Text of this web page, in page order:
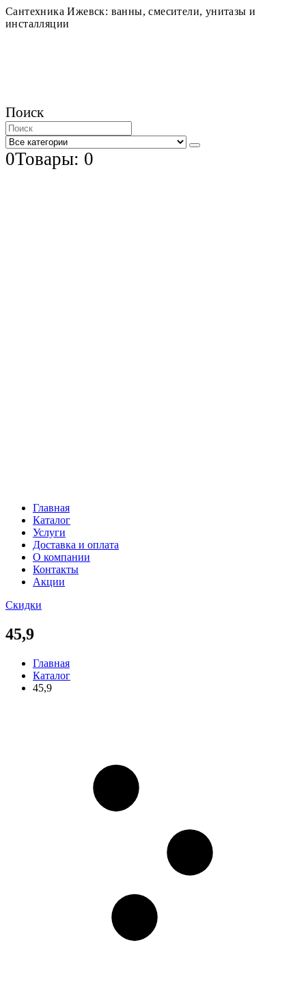
Сантехника Ижевск: ванны, смесители, унитазы и
инсталляции
Поиск
0Товары: 0
Главная
Каталог
Услуги
Доставка и оплата
О компании
Контакты
Акции
Скидки
45,9
Главная
Каталог
45,9